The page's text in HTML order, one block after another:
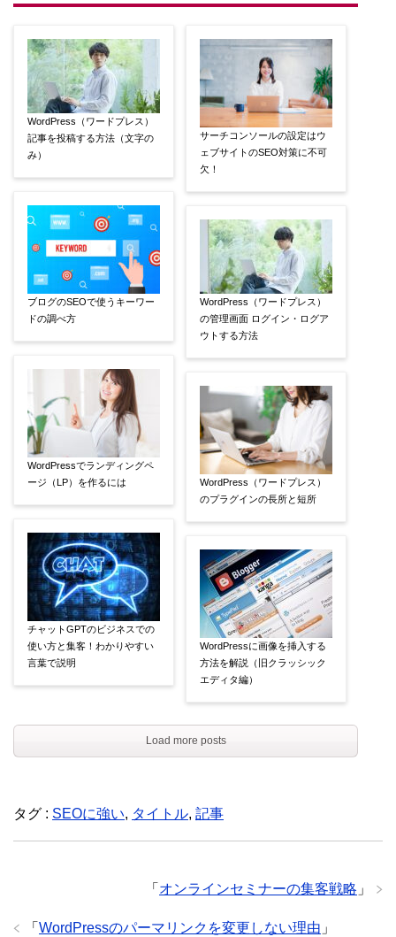
WordPress（ワードプレス）
記事を投稿する方法（文字の
み）
ブログのSEOで使うキーワー
ドの調べ方
WordPressでランディングペ
ージ（LP）を作るには
チャットGPTのビジネスでの
使い方と集客！わかりやすい
言葉で説明
サーチコンソールの設定はウ
ェブサイトのSEO対策に不可
欠！
WordPress（ワードプレス）
の管理画面 ログイン・ログア
ウトする方法
WordPress（ワードプレス）
のプラグインの長所と短所
WordPressに画像を挿入する
方法を解説（旧クラッシック
エディタ編）
Load more posts
タグ : SEOに強い, タイトル, 記事
「 オンラインセミナーの集客戦略 」
「 WordPressのパーマリンクを変更しない理由 」